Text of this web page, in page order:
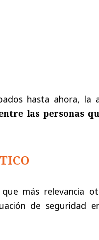
hasta ahora, la
las personas
más relevancia
de seguridad